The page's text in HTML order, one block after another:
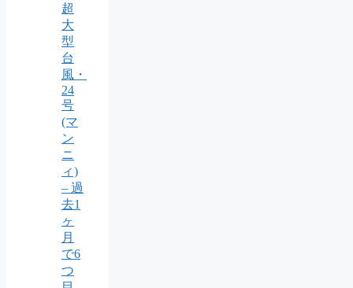
超
大
型
台
風・
24
号
(マ
ン
ニ
ィ)
– 過
去1
ヶ
月
で6
つ